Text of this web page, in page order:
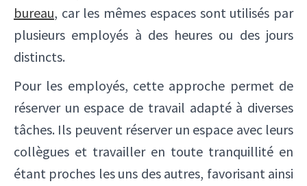
bureau, car les mêmes espaces sont utilisés par
plusieurs employés à des heures ou des jours
distincts.
Pour les employés, cette approche permet de
réserver un espace de travail adapté à diverses
tâches. Ils peuvent réserver un espace avec leurs
collègues et travailler en toute tranquillité en
étant proches les uns des autres, favorisant ainsi